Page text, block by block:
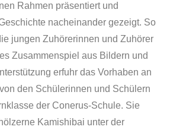
Rahmen präsentiert und
nacheinander gezeigt. So
jungen Zuhörerinnen und Zuhörer
Zusammenspiel aus Bildern und
erfuhr das Vorhaben an
den Schülerinnen und Schülern
der Conerus-Schule. Sie
Kamishibai unter der